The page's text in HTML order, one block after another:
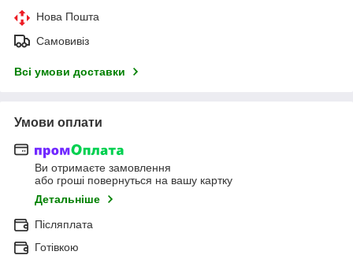
Нова Пошта
Самовивіз
Всі умови доставки
Умови оплати
Ви отримаєте замовлення
або гроші повернуться на вашу картку
Детальніше
Післяплата
Готівкою